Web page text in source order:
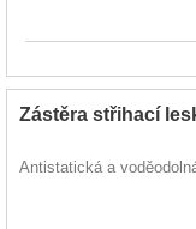
Zástěra střihací
Antistatická a